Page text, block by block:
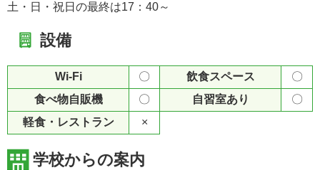
土・日・祝日の最終は17：40～
設備
Wi-Fi 〇 飲食スペース
〇
食べ物自販機
〇 自習室あり
〇
軽食・レストラン
×
学校からの案内